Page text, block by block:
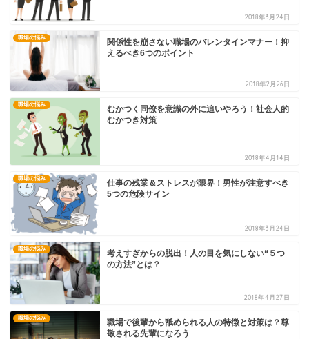
2018年3月24日
職場の悩み
関係性を崩さない職場のバレンタインマナー！抑
えるべき6つのポイント
2018年2月26日
職場の悩み
むかつく同僚を意識の外に追いやろう！社会人的
むかつき対策
2018年4月14日
職場の悩み
仕事の残業＆ストレスが限界！男性が注意すべき
5つの危険サイン
2018年3月24日
職場の悩み
考えすぎからの脱出！人の目を気にしない“５つ
の方法”とは？
2018年4月27日
職場の悩み
職場で後輩から舐められる人の特徴と対策は？尊
敬される先輩になろう